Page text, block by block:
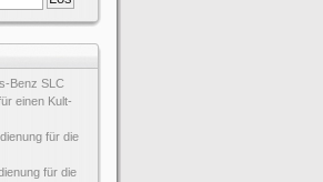
Benz SLC
einen Kult-
für die
für die